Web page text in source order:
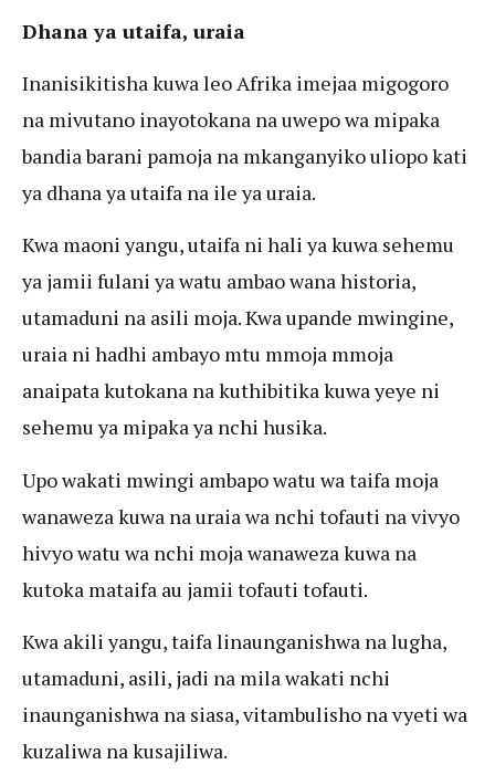
Dhana ya utaifa, uraia
Inanisikitisha kuwa leo Afrika imejaa migogoro
na mivutano inayotokana na uwepo wa mipaka
bandia barani pamoja na mkanganyiko uliopo kati
ya dhana ya utaifa na ile ya uraia.
Kwa maoni yangu, utaifa ni hali ya kuwa sehemu
ya jamii fulani ya watu ambao wana historia,
utamaduni na asili moja. Kwa upande mwingine,
uraia ni hadhi ambayo mtu mmoja mmoja
anaipata kutokana na kuthibitika kuwa yeye ni
sehemu ya mipaka ya nchi husika.
Upo wakati mwingi ambapo watu wa taifa moja
wanaweza kuwa na uraia wa nchi tofauti na vivyo
hivyo watu wa nchi moja wanaweza kuwa na
kutoka mataifa au jamii tofauti tofauti.
Kwa akili yangu, taifa linaunganishwa na lugha,
utamaduni, asili, jadi na mila wakati nchi
inaunganishwa na siasa, vitambulisho na vyeti wa
kuzaliwa na kusajiliwa.